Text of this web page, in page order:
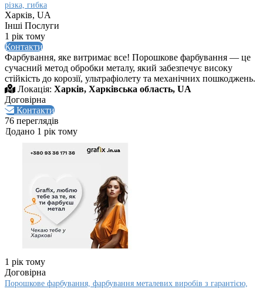
різка, гибка
Харків, UA
Інші Послуги
1 рік тому
Контакти
Фарбування, яке витримає все! Порошкове фарбування — це
сучасний метод обробки металу, який забезпечує високу
стійкість до корозії, ультрафіолету та механічних пошкоджень.
Локація: Харків, Харківська область, UA
Договірна
Контакти
76 переглядів
Додано 1 рік тому
1 рік тому
Договірна
Порошкове фарбування, фарбування металевих виробів з гарантією,